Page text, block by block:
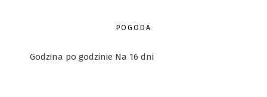
POGODA
Godzina po godzinie Na 16 dni